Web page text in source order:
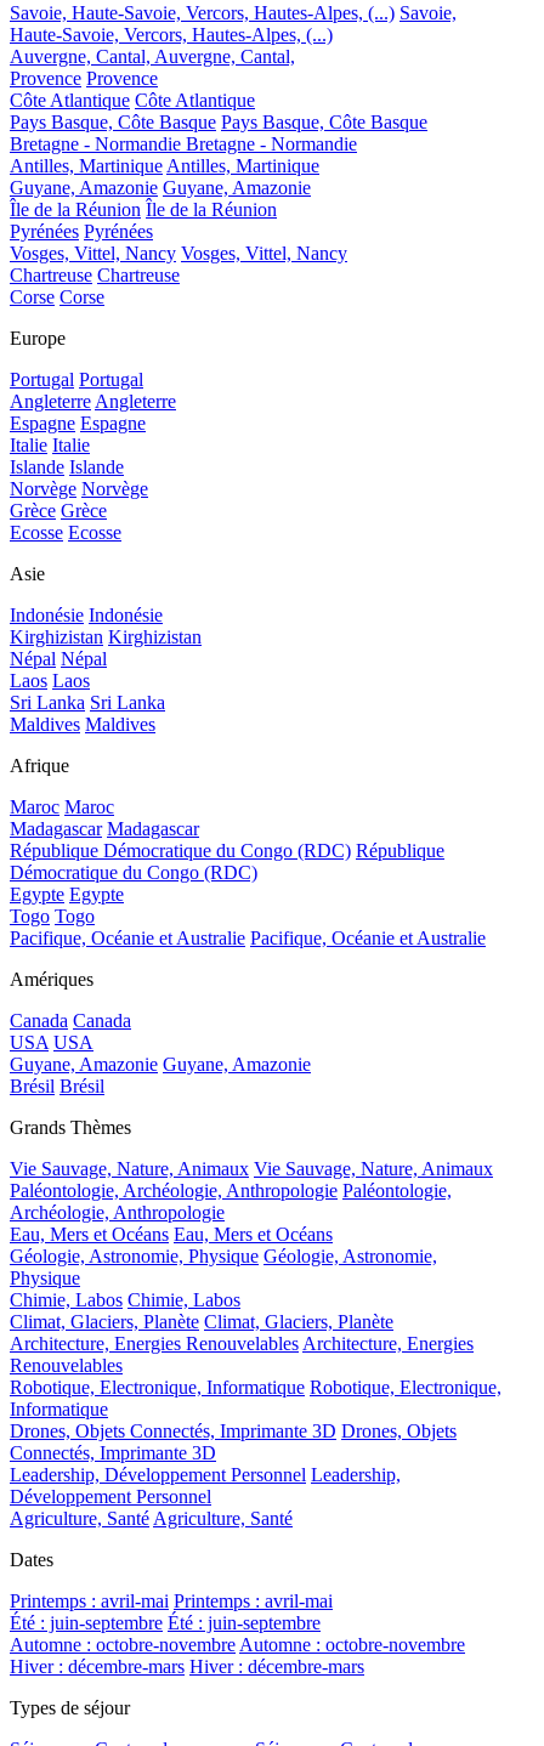
Savoie, Haute-Savoie, Vercors, Hautes-Alpes, (...) Savoie,
Haute-Savoie, Vercors, Hautes-Alpes, (...)
Auvergne, Cantal, Auvergne, Cantal,
Provence Provence
Côte Atlantique Côte Atlantique
Pays Basque, Côte Basque Pays Basque, Côte Basque
Bretagne - Normandie Bretagne - Normandie
Antilles, Martinique Antilles, Martinique
Guyane, Amazonie Guyane, Amazonie
Île de la Réunion Île de la Réunion
Pyrénées Pyrénées
Vosges, Vittel, Nancy Vosges, Vittel, Nancy
Chartreuse Chartreuse
Corse Corse
Europe
Portugal Portugal
Angleterre Angleterre
Espagne Espagne
Italie Italie
Islande Islande
Norvège Norvège
Grèce Grèce
Ecosse Ecosse
Asie
Indonésie Indonésie
Kirghizistan Kirghizistan
Népal Népal
Laos Laos
Sri Lanka Sri Lanka
Maldives Maldives
Afrique
Maroc Maroc
Madagascar Madagascar
République Démocratique du Congo (RDC) République
Démocratique du Congo (RDC)
Egypte Egypte
Togo Togo
Pacifique, Océanie et Australie Pacifique, Océanie et Australie
Amériques
Canada Canada
USA USA
Guyane, Amazonie Guyane, Amazonie
Brésil Brésil
Grands Thèmes
Vie Sauvage, Nature, Animaux Vie Sauvage, Nature, Animaux
Paléontologie, Archéologie, Anthropologie Paléontologie,
Archéologie, Anthropologie
Eau, Mers et Océans Eau, Mers et Océans
Géologie, Astronomie, Physique Géologie, Astronomie,
Physique
Chimie, Labos Chimie, Labos
Climat, Glaciers, Planète Climat, Glaciers, Planète
Architecture, Energies Renouvelables Architecture, Energies
Renouvelables
Robotique, Electronique, Informatique Robotique, Electronique,
Informatique
Drones, Objets Connectés, Imprimante 3D Drones, Objets
Connectés, Imprimante 3D
Leadership, Développement Personnel Leadership,
Développement Personnel
Agriculture, Santé Agriculture, Santé
Dates
Printemps : avril-mai Printemps : avril-mai
Été : juin-septembre Été : juin-septembre
Automne : octobre-novembre Automne : octobre-novembre
Hiver : décembre-mars Hiver : décembre-mars
Types de séjour